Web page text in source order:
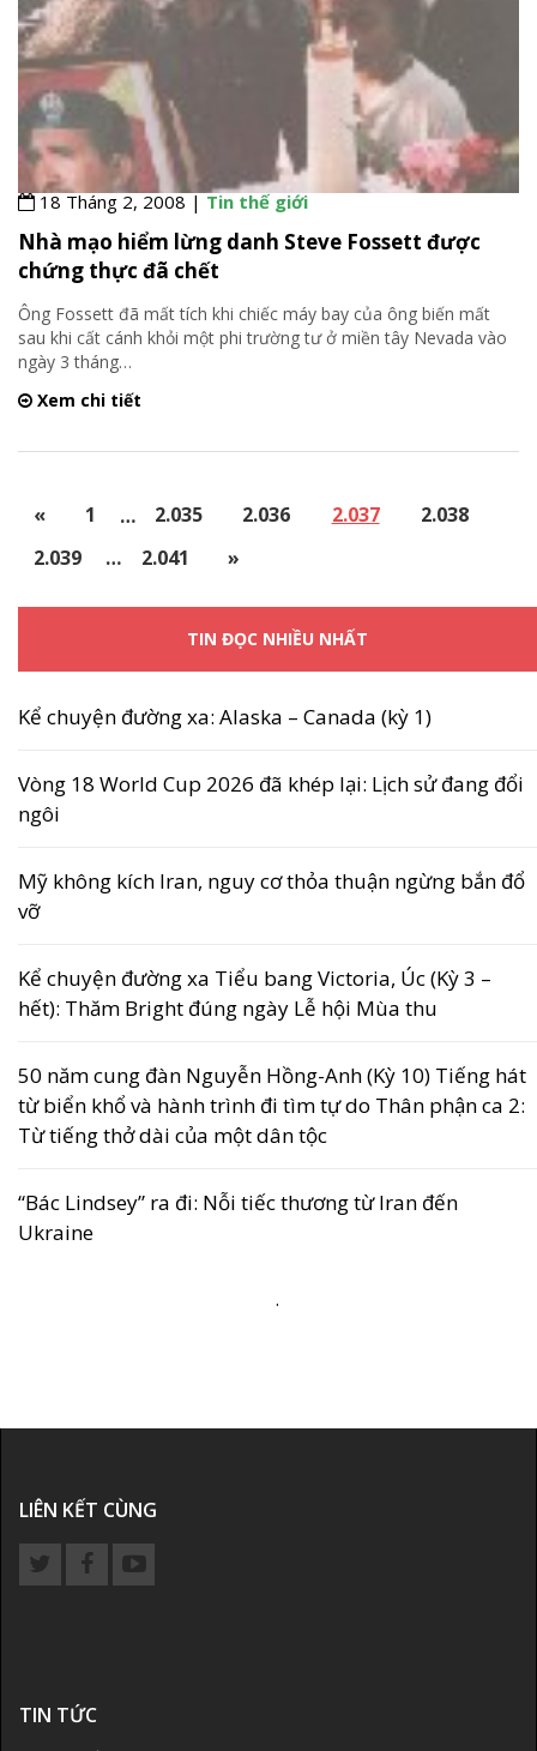
18 Tháng 2, 2008 |Tin thế giới
Nhà mạo hiểm lừng danh Steve Fossett được
chứng thực đã chết
Ông Fossett đã mất tích khi chiếc máy bay của ông biến mất
sau khi cất cánh khỏi một phi trường tư ở miền tây Nevada vào
ngày 3 tháng…
Xem chi tiết
« 1 … 2.035 2.036 2.037
2.038
2.039
… 2.041 »
TIN ĐỌC NHIỀU NHẤT
Kể chuyện đường xa: Alaska – Canada (kỳ 1)
Vòng 18 World Cup 2026 đã khép lại: Lịch sử đang đổi
ngôi
Mỹ không kích Iran, nguy cơ thỏa thuận ngừng bắn đổ
vỡ
Kể chuyện đường xa Tiểu bang Victoria, Úc (Kỳ 3 –
hết): Thăm Bright đúng ngày Lễ hội Mùa thu
50 năm cung đàn Nguyễn Hồng-Anh (Kỳ 10) Tiếng hát
từ biển khổ và hành trình đi tìm tự do Thân phận ca 2:
Từ tiếng thở dài của một dân tộc
“Bác Lindsey” ra đi: Nỗi tiếc thương từ Iran đến
Ukraine
.
LIÊN KẾT CÙNG
TIN TỨC